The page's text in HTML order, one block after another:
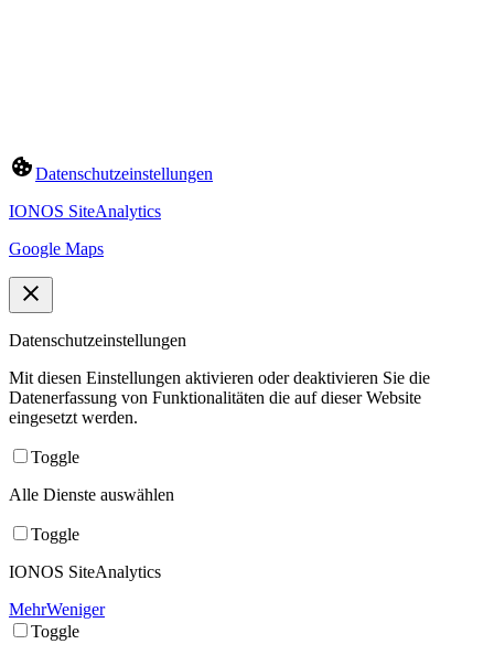
Datenschutzeinstellungen
IONOS SiteAnalytics
Google Maps
Datenschutzeinstellungen
Mit diesen Einstellungen aktivieren oder deaktivieren Sie die
Datenerfassung von Funktionalitäten die auf dieser Website
eingesetzt werden.
Toggle
Alle Dienste auswählen
Toggle
IONOS SiteAnalytics
MehrWeniger
Toggle